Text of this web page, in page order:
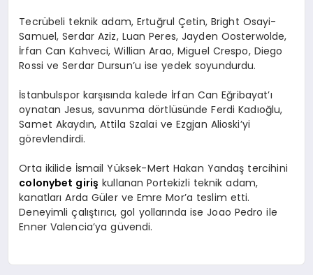
Tecrübeli teknik adam, Ertuğrul Çetin, Bright Osayi-
Samuel, Serdar Aziz, Luan Peres, Jayden Oosterwolde,
İrfan Can Kahveci, Willian Arao, Miguel Crespo, Diego
Rossi ve Serdar Dursun’u ise yedek soyundurdu.
İstanbulspor karşısında kalede İrfan Can Eğribayat’ı
oynatan Jesus, savunma dörtlüsünde Ferdi Kadıoğlu,
Samet Akaydın, Attila Szalai ve Ezgjan Alioski’yi
görevlendirdi.
Orta ikilide İsmail Yüksek-Mert Hakan Yandaş tercihini
colonybet giriş kullanan Portekizli teknik adam,
kanatları Arda Güler ve Emre Mor’a teslim etti.
Deneyimli çalıştırıcı, gol yollarında ise Joao Pedro ile
Enner Valencia’ya güvendi.